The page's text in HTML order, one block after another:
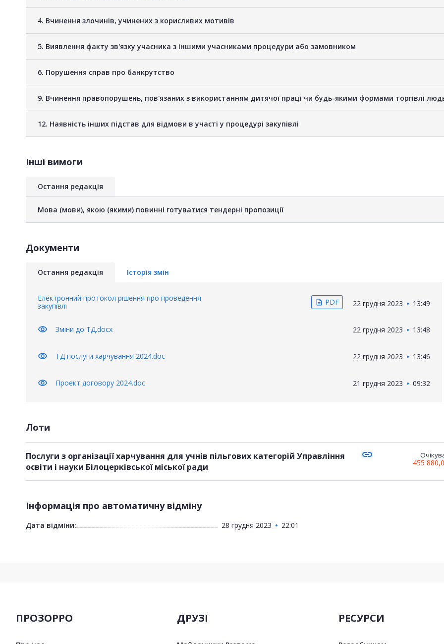
4. Вчинення злочинів, учинених з корисливих мотивів
5. Виявлення факту зв'язку учасника з іншими учасниками процедури або замовником
6. Порушення справ про банкрутство
9. Вчинення правопорушень, пов'язаних з використанням дитячої праці чи будь-якими формами торгівлі
12. Наявність інших підстав для відмови в участі у процедурі закупівлі
Інші вимоги
Остання редакція
Мова (мови), якою (якими) повинні готуватися тендерні пропозиції
Документи
Остання редакція Історія змін
Електронний протокол рішення про проведення
закупівлі
description PDF 22 грудня 2023 13:49
visibility Зміни до ТД.docx 22 грудня 2023 13:48
visibility ТД послуги харчування 2024.doc 22 грудня 2023 13:46
visibility Проект договору 2024.doc 21 грудня 2023 09:32
Лоти
Послуги з організації харчування для учнів пільгових категорій Управління
освіти і науки Білоцерківської міської ради
link
455
Інформація про автоматичну відміну
Дата відміни: 28 грудня 2023 22:01
ПРОЗОРРО ДРУЗІ РЕСУРСИ